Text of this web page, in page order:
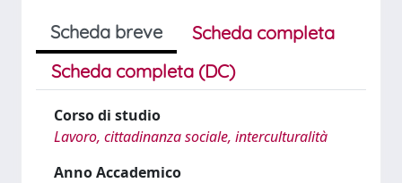
Scheda breve
Scheda completa
Scheda completa (DC)
Corso di studio
Lavoro, cittadinanza sociale, interculturalità
Anno Accademico